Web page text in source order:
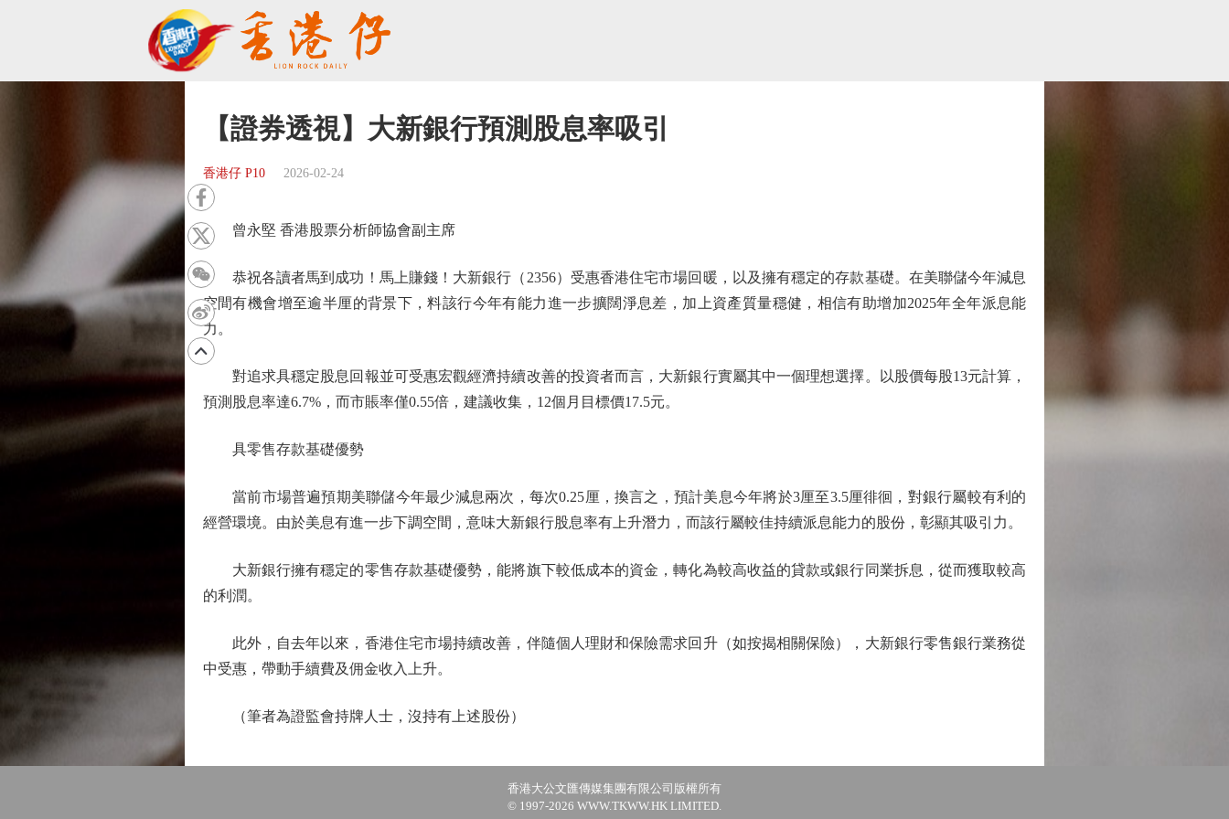
【證券透視】大新銀行預測股息率吸引
香港仔 P10 2026-02-24
曾永堅 香港股票分析師協會副主席
恭祝各讀者馬到成功！馬上賺錢！大新銀行（2356）受惠香港住宅市場回暖，以及擁有穩定的存款基礎。在美聯儲今年減息
空間有機會增至逾半厘的背景下，料該行今年有能力進一步擴闊淨息差，加上資產質量穩健，相信有助增加2025年全年派息能
力。
對追求具穩定股息回報並可受惠宏觀經濟持續改善的投資者而言，大新銀行實屬其中一個理想選擇。以股價每股13元計算，
預測股息率達6.7%，而市賬率僅0.55倍，建議收集，12個月目標價17.5元。
具零售存款基礎優勢
當前市場普遍預期美聯儲今年最少減息兩次，每次0.25厘，換言之，預計美息今年將於3厘至3.5厘徘徊，對銀行屬較有利的
經營環境。由於美息有進一步下調空間，意味大新銀行股息率有上升潛力，而該行屬較佳持續派息能力的股份，彰顯其吸引力。
大新銀行擁有穩定的零售存款基礎優勢，能將旗下較低成本的資金，轉化為較高收益的貸款或銀行同業拆息，從而獲取較高
的利潤。
此外，自去年以來，香港住宅市場持續改善，伴隨個人理財和保險需求回升（如按揭相關保險），大新銀行零售銀行業務從
中受惠，帶動手續費及佣金收入上升。
（筆者為證監會持牌人士，沒持有上述股份）
香港大公文匯傳媒集團有限公司版權所有
© 1997-2026 WWW.TKWW.HK LIMITED.